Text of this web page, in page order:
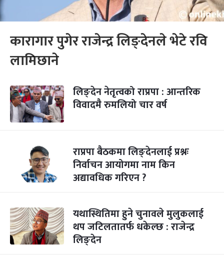
कारागार पुगेर राजेन्द्र लिङ्देनले भेटे रवि
लामिछाने
लिङ्देन नेतृत्वको राप्रपा : आन्तरिक
विवादमै रुमलियो चार वर्ष
राप्रपा बैठकमा लिङ्देनलाई प्रश्नः
निर्वाचन आयोगमा नाम किन
अद्यावधिक गरिएन ?
यथास्थितिमा हुने चुनावले मुलुकलाई
थप जटिलतातर्फ धकेल्छ : राजेन्द्र
लिङ्देन